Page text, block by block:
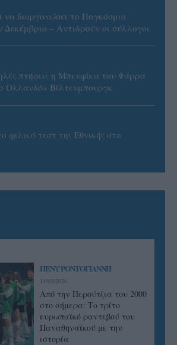
να διοργανώσει το Παγκόσμιο
– Αντιδρούν οι σύλλογοι
πτήσεις η Μπενφίκα του Ψάρρα
Ολλανδό» Βίλτενμπουργκ
φιλικό τεστ της Εθνικής στο
ΠΕΝΥ ΡΟΝΤΟΓΙΑΝΝΗ
11/03/2026
Από την Περούτζια του 2000
στο σήμερα: Tο τρίτο
ευρωπαϊκό ραντεβού του
Παναθηναϊκού με την
ιστορία